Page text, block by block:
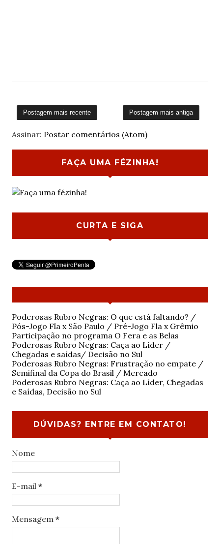
Postagem mais recente Postagem mais antiga
Assinar: Postar comentários (Atom)
FAÇA UMA FÉZINHA!
CURTA E SIGA
Poderosas Rubro Negras: O que está faltando? /
Pós-Jogo Fla x São Paulo / Pré-Jogo Fla x Grêmio
Participação no programa O Fera e as Belas
Poderosas Rubro Negras: Caça ao Líder /
Chegadas e saídas/ Decisão no Sul
Poderosas Rubro Negras: Frustração no empate /
Semifinal da Copa do Brasil / Mercado
Poderosas Rubro Negras: Caça ao Líder, Chegadas
e Saídas, Decisão no Sul
DÚVIDAS? ENTRE EM CONTATO!
Nome
E-mail *
Mensagem *